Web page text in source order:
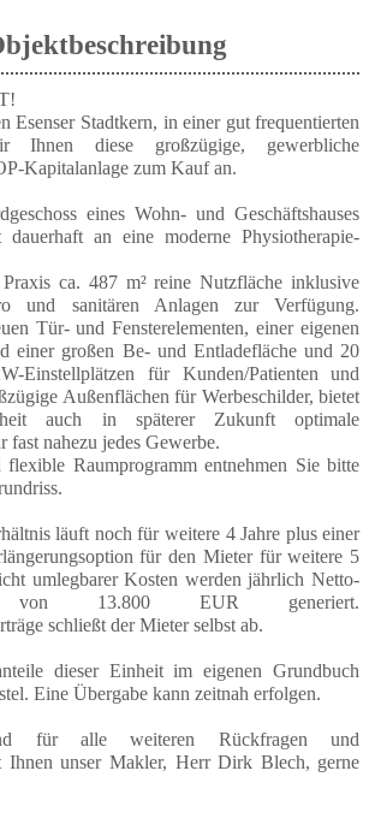
Esenser Stadtkern, in einer gut frequentierten
Ihnen diese großzügige, gewerbliche
Kapitalanlage zum Kauf an.
eines Wohn- und Geschäftshauses
an eine moderne Physiotherapie-
ca. 487 m² reine Nutzfläche inklusive
und sanitären Anlagen zur Verfügung.
Tür- und Fensterelementen, einer eigenen
einer großen Be- und Entladefläche und 20
Einstellplätzen für Kunden/Patienten und
Außenflächen für Werbeschilder, bietet
auch in späterer Zukunft optimale
fast nahezu jedes Gewerbe.
Raumprogramm entnehmen Sie bitte
läuft noch für weitere 4 Jahre plus einer
für den Mieter für weitere 5
umlegbarer Kosten werden jährlich Netto-
von 13.800 EUR generiert.
schließt der Mieter selbst ab.
dieser Einheit im eigenen Grundbuch
Eine Übergabe kann zeitnah erfolgen.
für alle weiteren Rückfragen und
Ihnen unser Makler, Herr Dirk Blech, gerne